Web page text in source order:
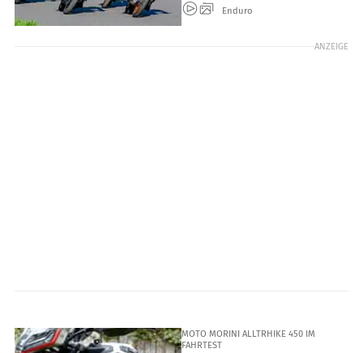
Enduro
ANZEIGE
MOTO MORINI ALLTRHIKE 450 IM
FAHRTEST